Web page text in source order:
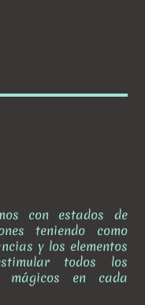
con estados de
teniendo como
y los elementos
todos los
mágicos en cada